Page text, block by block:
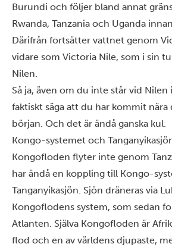
Burundi och följer bland annat
Rwanda, Tanzania och Uganda
Därifrån fortsätter vattnet genom
vidare som Victoria Nile, som i sin
Nilen.
Så ja, även om du inte står vid Nilen
faktiskt säga att du har kommit nära
början. Och det är ändå ganska kul.
Kongo-systemet och
Kongofloden flyter inte genom
har ändå en koppling till Kongo-
Tanganyikasjön. Sjön dräneras via
Kongoflodens system, som sedan
Atlanten. Själva Kongofloden är
flod och en av världens djupaste,